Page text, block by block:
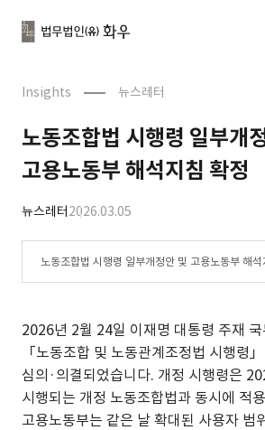
Insights 뉴스레터
노동조합법 시행령 일부개
고용노동부 해석지침 확정
뉴스레터2026.03.05
노동조합법 시행령 일부개정안 및 고용노동부 해석
pdf
2026년 2월 24일 이재명 대통령 주재 국
「노동조합 및 노동관계조정법 시행령
심의·의결되었습니다. 개정 시행령은
시행되는 개정 노동조합법과 동시에 적
고용노동부는 같은 날 확대된 사용자 범